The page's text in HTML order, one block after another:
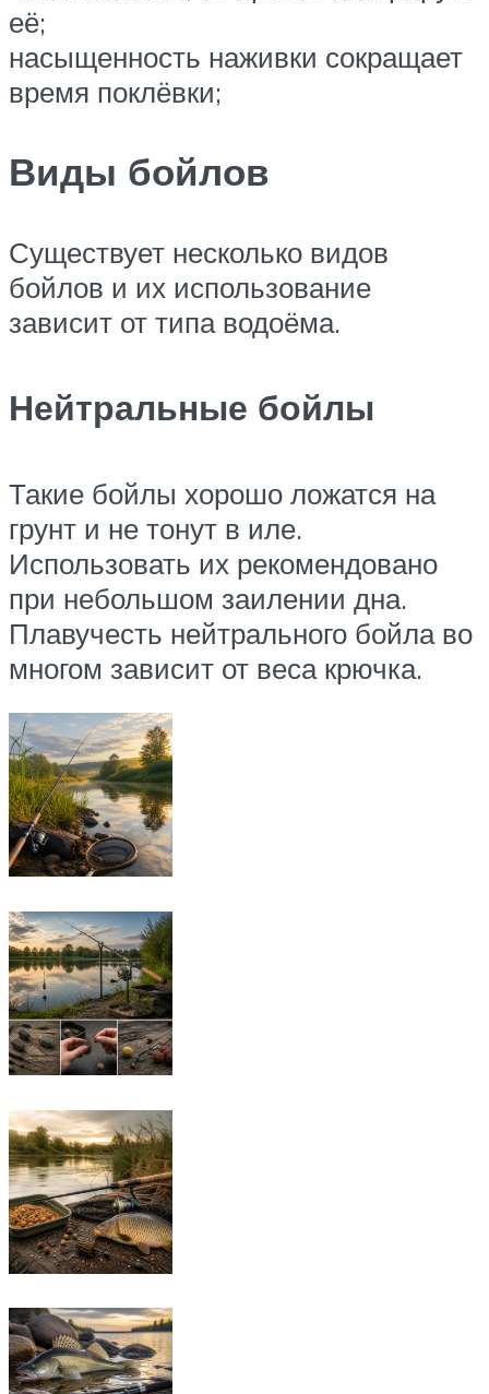
её;
насыщенность наживки сокращает
время поклёвки;
Виды бойлов
Существует несколько видов
бойлов и их использование
зависит от типа водоёма.
Нейтральные бойлы
Такие бойлы хорошо ложатся на
грунт и не тонут в иле.
Использовать их рекомендовано
при небольшом заилении дна.
Плавучесть нейтрального бойла во
многом зависит от веса крючка.